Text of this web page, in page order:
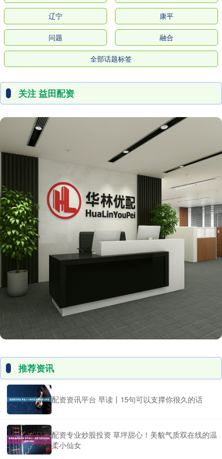
辽宁 康平
问题 融合
全部话题标签
关注 益田配资
推荐资讯
配资资讯平台 早读丨15句可以支撑你很久的话
配资专业炒股投资 草坪甜心！美貌气质双在线的温
柔小仙女